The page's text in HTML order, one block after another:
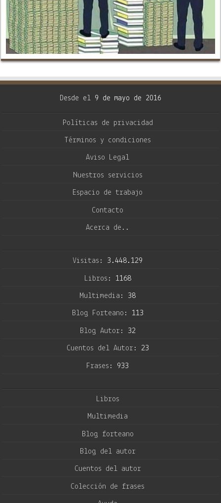
Desde el 9 de mayo de 2016
Políticas de privacidad
Términos y condiciones
Aviso Legal
Nuestros servicios
Espacio de trabajo
Contacto
Acerca de..
Visitas: 3.448.129
Libros: 1168
Multimedia: 38
Blog Forteano: 113
Blog Autor: 32
Cuentos del Autor: 23
Frases: 933
Libros
Multimedia
Blog forteano
Blog del autor
Cuentos del autor
Colección de frases